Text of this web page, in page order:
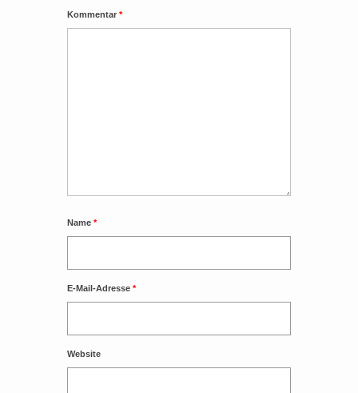
Kommentar *
Name *
E-Mail-Adresse *
Website